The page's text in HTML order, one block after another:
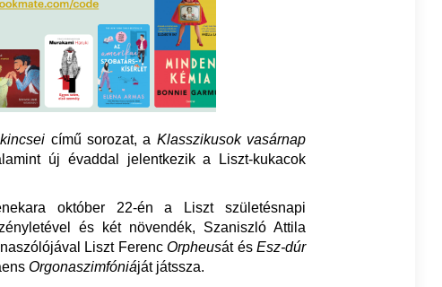
című sorozat, a Klasszikusok vasárnap
új évaddal jelentkezik a Liszt-kukacok
október 22-én a Liszt születésnapi
és két növendék, Szaniszló Attila
Liszt FerencOrpheusát és Esz-dúr
Orgonaszimfóniáját játssza.